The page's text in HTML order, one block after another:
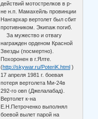
действий мотострелков в р-
не н.п. Мамахейль провинции
Нангархар вертолет был сбит
противником. Экипаж погиб.
За мужество и отвагу
награжден орденом Красной
Звезды (посмертно).
Похоронен в г.Ялте.
(http://skywar.ru/PoteriK.html )
17 апреля 1981 г. боевая
потеря вертолета Ми-24в
292-го овп (Джелалабад).
Вертолет к-на
Е.Н.Петроченко выполнял
боевой вылет парой на